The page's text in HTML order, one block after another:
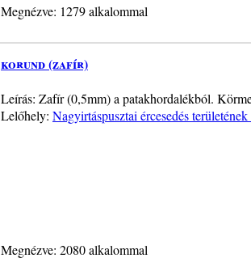
Megnézve: 1279 alkalommal
korund (zafír)
Leírás: Zafír (0,5mm) a patakhordalékból.
Lelőhely: Nagyirtáspusztai ércesedés
Megnézve: 2080 alkalommal